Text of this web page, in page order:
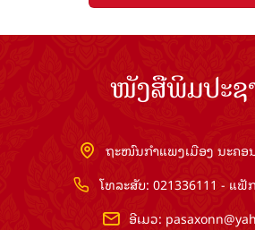
ໜັງສືພິມປະຊ
ຖະໜົນກຳແພງເມືອງ ນະຄອ
ໂທລະສັບ: 021336111 - ແຟັ
ອີເມວ: